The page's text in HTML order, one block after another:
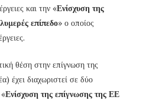
και την «Ενίσχυση της
επίπεδο» ο οποίος
θέση στην επίγνωση της
έχει διαχωριστεί σε δύο
Ενίσχυση της επίγνωσης της ΕΕ